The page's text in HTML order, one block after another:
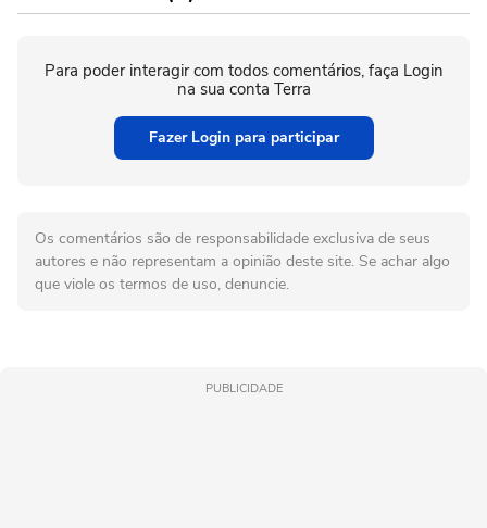
Para poder interagir com todos comentários, faça Login
na sua conta Terra
Fazer Login para participar
Os comentários são de responsabilidade exclusiva de seus
autores e não representam a opinião deste site. Se achar algo
que viole os termos de uso, denuncie.
PUBLICIDADE